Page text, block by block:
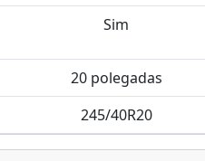
Sim
20 polegadas
245/40R20